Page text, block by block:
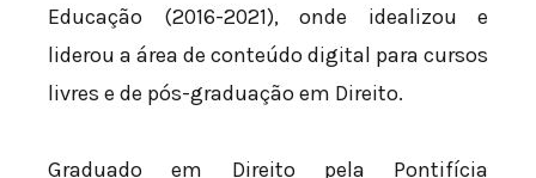
Educação (2016-2021), onde idealizou e
liderou a área de conteúdo digital para cursos
livres e de pós-graduação em Direito.
Graduado em Direito pela Pontifícia